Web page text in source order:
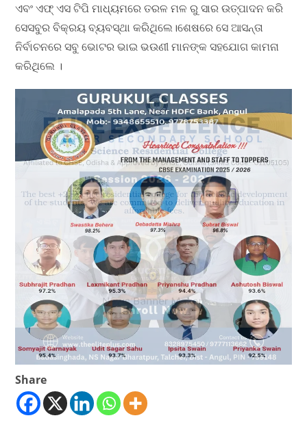
ଏବଂ ଏଫ୍ ଏସ ଟିପି ମାଧ୍ୟମରେ ତରଳ ମଳ ରୁ ସାର ଉତ୍ପାଦନ କରି
ସେସବୁର ବିକ୍ରୟ ବ୍ୟବସ୍ଥା କରିଥିଲେ।ଶେଷରେ ସେ ଆସନ୍ତା
ନିର୍ବାଚନରେ ସବୁ ଭୋଟର ଭାଇ ଭଉଣୀ ମାନଙ୍କ ସହଯୋଗ କାମନା
କରିଥିଲେ ।
Share